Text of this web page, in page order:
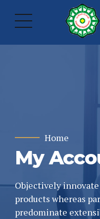
Home
My
Objectively
products whereas
predominate